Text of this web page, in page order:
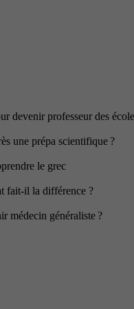
devenir professeur des
une prépa scientifique ?
le grec
fait-il la différence ?
médecin généraliste ?